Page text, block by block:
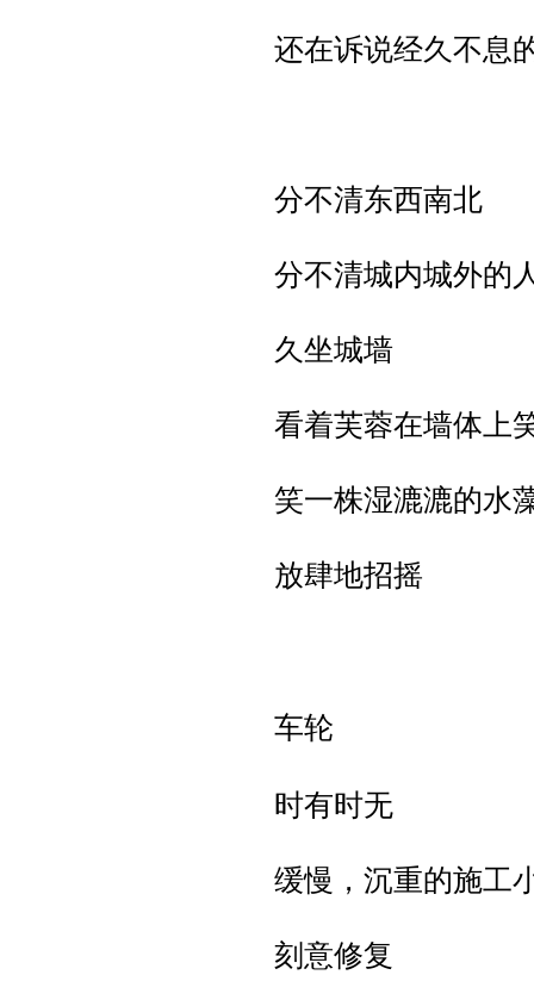
还在诉说经久不息
分不清东西南北
分不清城内城外的
久坐城墙
看着芙蓉在墙体上
笑一株湿漉漉的水
放肆地招摇
车轮
时有时无
缓慢，沉重的施工
刻意修复